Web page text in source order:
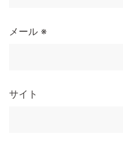
メール ※
サイト